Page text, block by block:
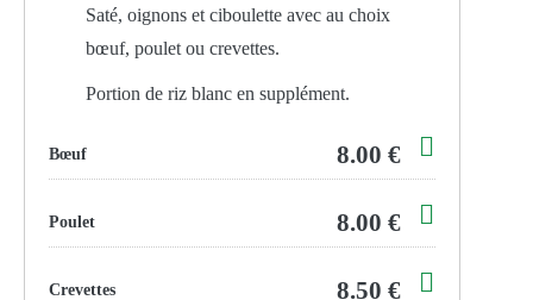
Saté, oignons et ciboulette avec au choix
bœuf, poulet ou crevettes.
Portion de riz blanc en supplément.
Bœuf 8.00 €
Poulet 8.00 €
Crevettes 8.50 €